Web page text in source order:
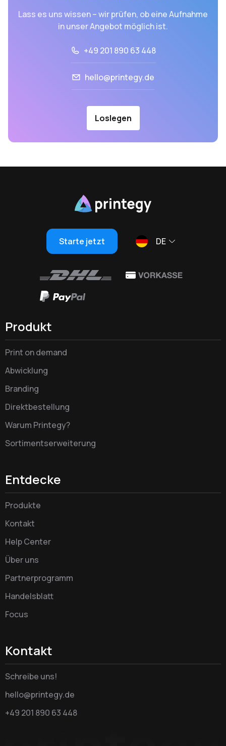
Lass es uns wissen – wir prüfen, ob eine Aufnahme
in unser Angebot möglich ist.
+49 201 890 63 448
hello@printegy.de
Loslegen
Starte jetzt DE
Produkt
Print on demand
Abwicklung
Branding
Direktbestellung
Warum Printegy?
Sortimentserweiterung
Entdecke
Produkte
Kontakt
Help Center
Über uns
Partnerprogramm
Handelsblatt
Focus
Kontakt
Schreibe uns!
hello@printegy.de
+49 201 890 63 448